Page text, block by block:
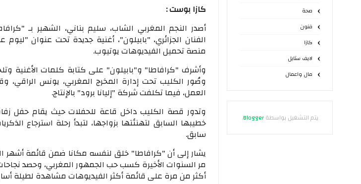
صحة
فنون
كازا
لايف ستايل
مال واعمال
يتم التشغيل بواسطةBlogger
.
كازا بوست :
أصدر النجم المغربي الشاب، سليم بناني، الشهير بـ
الفنان الجزائري، "بابيلون"، أغنية جديدة تحت عنوان
منصة تحميل الفيديوهات يوتيوب.
وأشرف "كرافاطا" و"بابيلون" على كتابة كلمات الأغنية
وصُور الكليب تحت إدارة المخرج المغربي، يونس الراقي،
العمل، فيما تكلفت شركة "إليانا برود" بالإنتاج.
وتدور قصة الكليب داخل قاعة للحفلات حيث يقام حفل
خطيبها السابق لتهنئتها بزواجها، لتبدأ رحلة استرجاع
سابق.
يشار إلى أن "كرافاطا" خلق لنفسه مكانا ضمن قائمة أشهر
مر السنوات الأخيرة كسب حب الجمهور المغربي، وحصد
أكثر من مرة على قائمة أكثر الفيديوهات مشاهدة لطيلة